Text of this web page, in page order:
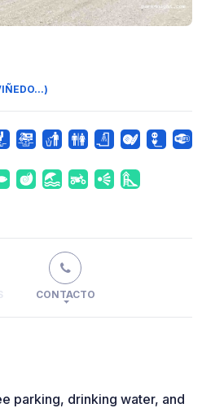
CONTACTO
parking, drinking water, and